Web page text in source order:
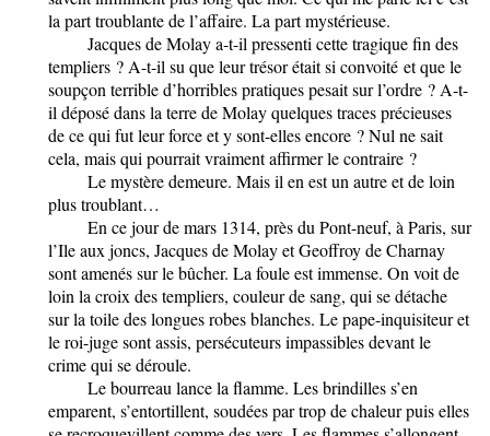
la part troublante de l’affaire. La part mystérieuse.
Jacques de Molay a-t-il pressenti cette tragique fin des
templiers ? A-t-il su que leur trésor était si convoité et que le
soupçon terrible d’horribles pratiques pesait sur l’ordre ? A-t-
il déposé dans la terre de Molay quelques traces précieuses
de ce qui fut leur force et y sont-elles encore ? Nul ne sait
cela, mais qui pourrait vraiment affirmer le contraire ?
Le mystère demeure. Mais il en est un autre et de loin
plus troublant…
En ce jour de mars 1314, près du Pont-neuf, à Paris, sur
l’Ile aux joncs, Jacques de Molay et Geoffroy de Charnay
sont amenés sur le bûcher. La foule est immense. On voit de
loin la croix des templiers, couleur de sang, qui se détache
sur la toile des longues robes blanches. Le pape-inquisiteur et
le roi-juge sont assis, persécuteurs impassibles devant le
crime qui se déroule.
Le bourreau lance la flamme. Les brindilles s’en
emparent, s’entortillent, soudées par trop de chaleur puis elles